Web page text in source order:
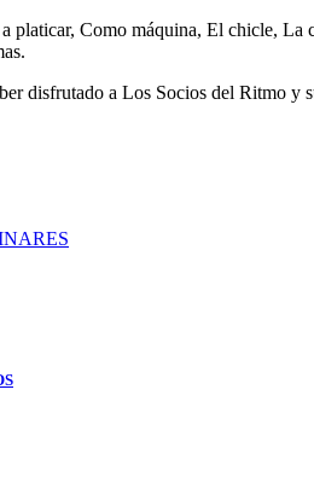
Como máquina, El chicle,
disfrutado a Los Socios del Ritmo y